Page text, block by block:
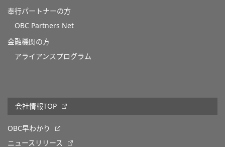
奉行パートナーの方
OBC Partners Net
金融機関の方
アライアンスプログラム
会社情報TOP
OBC早わかり
ニュースリリース